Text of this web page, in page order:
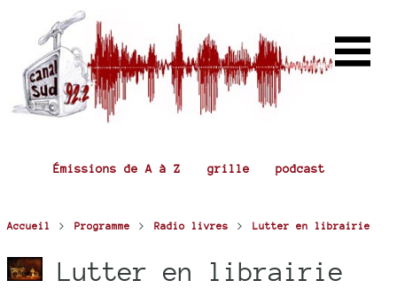
Émissions de A à Z grille podcast
Accueil > Programme > Radio livres > Lutter en librairie
Lutter en librairie